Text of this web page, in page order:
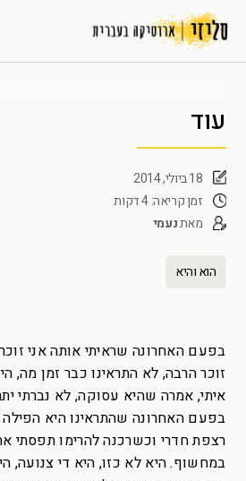
עוד
18 ביולי, 2014
זמן קריאה: 4 דקות
מאתנעמי
הוא והיא
בפעם האחרונה שראיתי אותה אני
זוכר הרבה, לא התראינו כבר זמן מה,
איתי, אמרה שהיא עסוקה, לא נברתי
בפעם האחרונה שהתראינו היא
רצפת חדרי וכשרכנה להרימו תפסתי
במחשוף. היא לא כזו, היא די צנועה,